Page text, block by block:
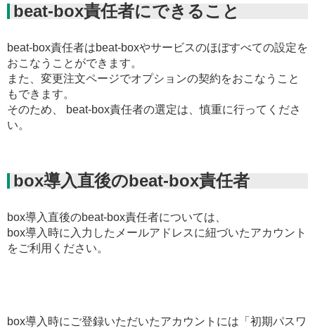
beat-box責任者にできること
beat-box責任者はbeat-boxやサービスのほぼすべての設定を
おこなうことができます。
また、変更注文ページでオプションの契約をおこなうこと
もできます。
そのため、 beat-box責任者の選定は、慎重に行ってくださ
い。
box導入直後のbeat-box責任者
box導入直後のbeat-box責任者については、
box導入時に入力したメールアドレスに紐づいたアカウント
をご利用ください。
box導入時にご登録いただいたアカウントには「初期パスワ